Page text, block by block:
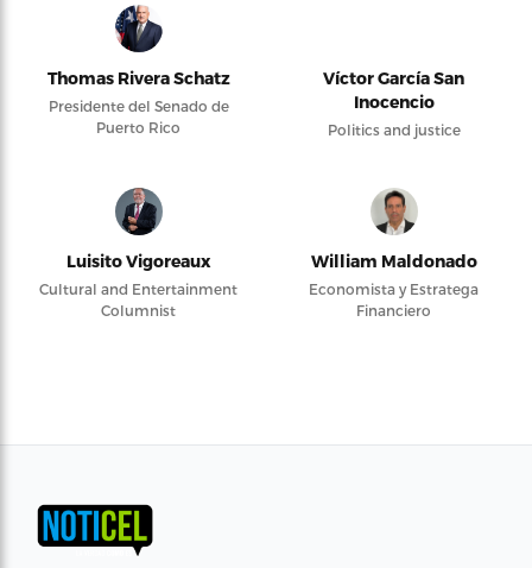
Thomas Rivera Schatz
Presidente del Senado de
Puerto Rico
Víctor García San
Inocencio
Politics and justice
Luisito Vigoreaux
Cultural and Entertainment
Columnist
William Maldonado
Economista y Estratega
Financiero